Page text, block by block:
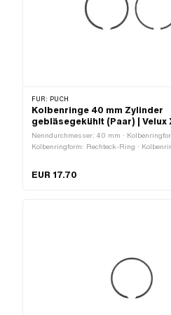
FÜR: PUCH
Kolbenringe 40 mm Zylinder
gebläsegekühlt (Paar) | Velux
Nenndurchmesser: 40 mm ·
Kolbenringform: Rechteck-Ring ·
EUR 17.70